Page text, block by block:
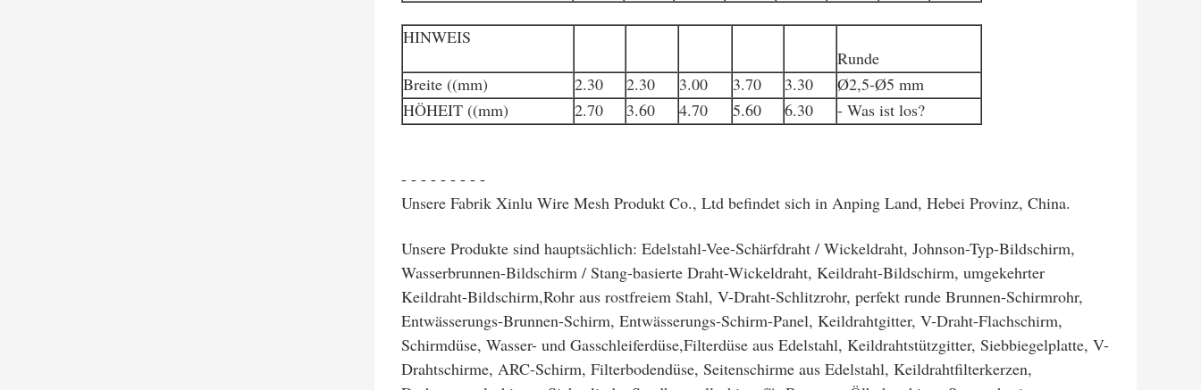
HINWEIS
Runde
Breite ((mm)
2.30 2.30 3.00 3.70 3.30
Ø2,5-Ø5 mm
HÖHEIT ((mm)
2.70 3.60 4.70 5.60 6.30 - Was ist los?
- - - - - - - - -
Unsere Fabrik Xinlu Wire Mesh Produkt Co., Ltd befindet sich in Anping Land, Hebei Provinz, China.
Unsere Produkte sind hauptsächlich: Edelstahl-Vee-Schärfdraht / Wickeldraht, Johnson-Typ-Bildschirm,
Wasserbrunnen-Bildschirm / Stang-basierte Draht-Wickeldraht, Keildraht-Bildschirm, umgekehrter
Keildraht-Bildschirm,Rohr aus rostfreiem Stahl, V-Draht-Schlitzrohr, perfekt runde Brunnen-Schirmrohr,
Entwässerungs-Brunnen-Schirm, Entwässerungs-Schirm-Panel, Keildrahtgitter, V-Draht-Flachschirm,
Schirmdüse, Wasser- und Gasschleiferdüse,Filterdüse aus Edelstahl, Keildrahtstützgitter, Siebbiegelplatte, V-
Drahtschirme, ARC-Schirm, Filterbodendüse, Seitenschirme aus Edelstahl, Keildrahtfilterkerzen,